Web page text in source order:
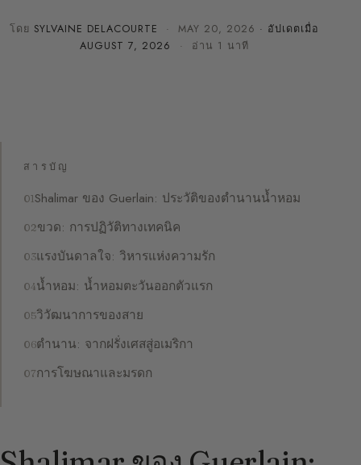
โดย SYLVAINE DELACOURTE ·MAY 20, 2026 · อัปเดตเมื่อ
AUGUST 7, 2026
· อ่าน 1 นาที
สารบัญ
Shalimar ของ Guerlain: ประวัติของตำนานน้ำหอม
ขวด: การปฏิวัติทางเทคนิค
แรงบันดาลใจ: วิหารแห่งความรัก
น้ำหอม: น้ำหอมตะวันออกตัวแรก
วิวัฒนาการของสาย
ตำนาน: จากฝรั่งเศสสู่อเมริกา
การโฆษณาและมรดก